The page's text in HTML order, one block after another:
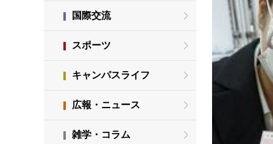
国際交流
スポーツ
キャンパスライフ
広報・ニュース
雑学・コラム